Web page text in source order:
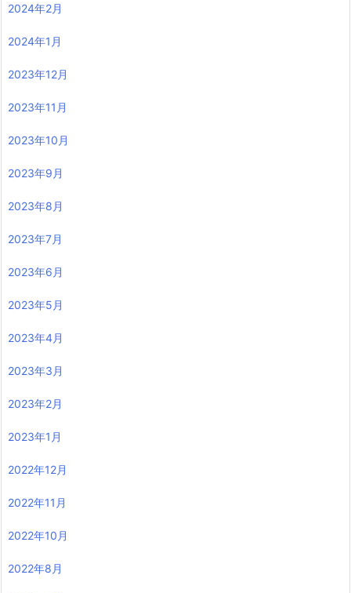
2024年2月
2024年1月
2023年12月
2023年11月
2023年10月
2023年9月
2023年8月
2023年7月
2023年6月
2023年5月
2023年4月
2023年3月
2023年2月
2023年1月
2022年12月
2022年11月
2022年10月
2022年8月